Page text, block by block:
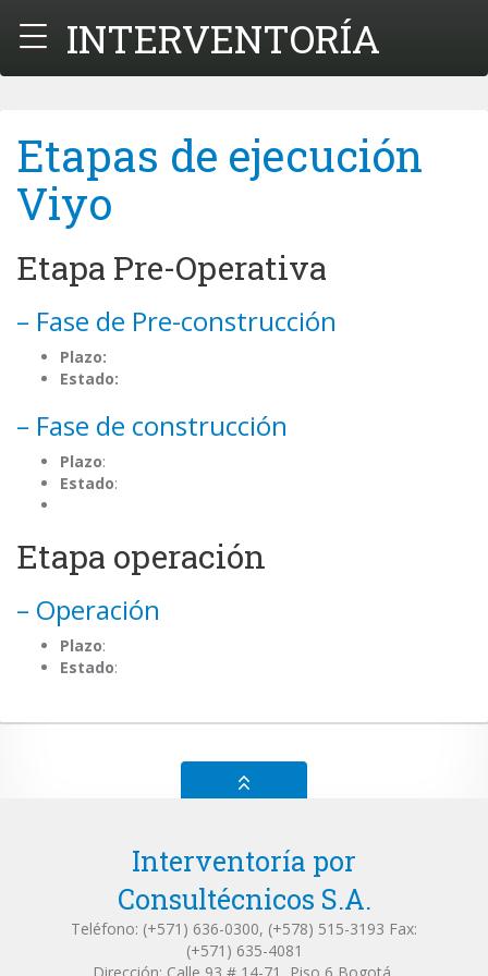
MenúINTERVENTORÍA
Etapas de ejecución
Viyo
Etapa Pre-Operativa
– Fase de Pre-construcción
Plazo:
Estado:
– Fase de construcción
Plazo:
Estado:
Etapa operación
– Operación
Plazo:
Estado:
Ir arriba
Interventoría por
Consultécnicos S.A.
Teléfono: (+571) 636-0300, (+578) 515-3193 Fax:
(+571) 635-4081